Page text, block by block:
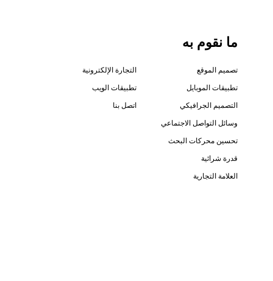
ما نقوم به
تصميم الموقع
تطبيقات الموبايل
التصميم الجرافيكي
وسائل التواصل الاجتماعي
تحسين محركات البحث
قدرة شرائية
العلامة التجارية
التجارة الإلكترونية
تطبيقات الويب
اتصل بنا